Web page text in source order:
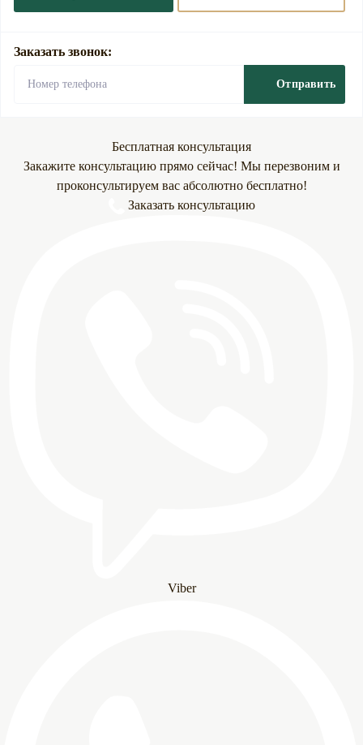
Заказать звонок:
Отправить
Бесплатная консультация
Закажите консультацию прямо сейчас! Мы перезвоним и
проконсультируем вас абсолютно бесплатно!
Заказать консультацию
Viber